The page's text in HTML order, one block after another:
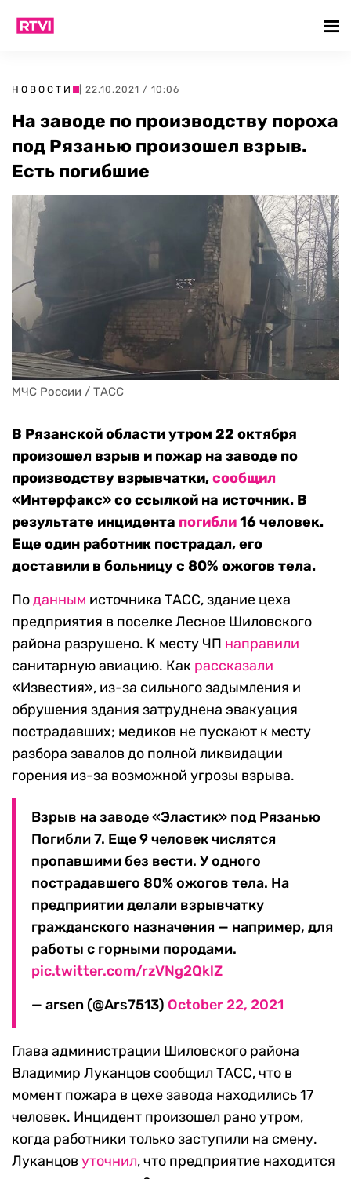
НОВОСТИ | 22.10.2021 / 10:06
На заводе по производству пороха
под Рязанью произошел взрыв.
Есть погибшие
МЧС России / ТАСС
В Рязанской области утром 22 октября
произошел взрыв и пожар на заводе по
производству взрывчатки,сообщил
«Интерфакс» со ссылкой на источник. В
результате инцидента погибли16 человек.
Еще один работник пострадал, его
доставили в больницу с 80% ожогов тела.
Поданным источника ТАСС, здание цеха
предприятия в поселке Лесное Шиловского
района разрушено. К месту ЧП направили
санитарную авиацию. Как рассказали
«Известия», из-за сильного задымления и
обрушения здания затруднена эвакуация
пострадавших; медиков не пускают к месту
разбора завалов до полной ликвидации
горения из-за возможной угрозы взрыва.
Взрыв на заводе «Эластик» под Рязанью
Погибли 7. Еще 9 человек числятся
пропавшими без вести. У одного
пострадавшего 80% ожогов тела. На
предприятии делали взрывчатку
гражданского назначения — например, для
работы с горными породами.
pic.twitter.com/rzVNg2QklZ
— arsen (@Ars7513) October 22, 2021
Глава администрации Шиловского района
Владимир Луканцов сообщил ТАСС, что в
момент пожара в цехе завода находились 17
человек. Инцидент произошел рано утром,
когда работники только заступили на смену.
Луканцов уточнил, что предприятие находится